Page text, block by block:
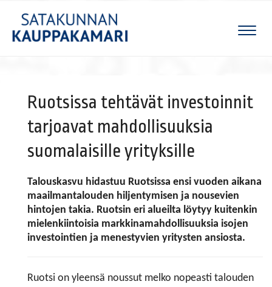
Ruotsissa tehtävät investoinnit
tarjoavat mahdollisuuksia
suomalaisille yrityksille
Talouskasvu hidastuu Ruotsissa ensi vuoden aikana
maailmantalouden hiljentymisen ja nousevien
hintojen takia. Ruotsin eri alueilta löytyy kuitenkin
mielenkiintoisia markkinamahdollisuuksia isojen
investointien ja menestyvien yritysten ansiosta.
Ruotsi on yleensä noussut melko nopeasti talouden